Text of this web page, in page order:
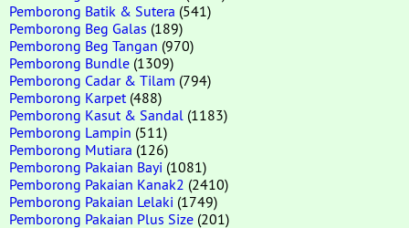
Pemborong Batik & Sutera (541)
Pemborong Beg Galas (189)
Pemborong Beg Tangan (970)
Pemborong Bundle (1309)
Pemborong Cadar & Tilam (794)
Pemborong Karpet (488)
Pemborong Kasut & Sandal (1183)
Pemborong Lampin (511)
Pemborong Mutiara (126)
Pemborong Pakaian Bayi (1081)
Pemborong Pakaian Kanak2 (2410)
Pemborong Pakaian Lelaki (1749)
Pemborong Pakaian Plus Size (201)